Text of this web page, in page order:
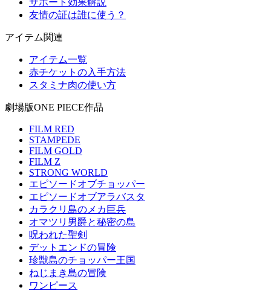
サポート効果解説
友情の証は誰に使う？
アイテム関連
アイテム一覧
赤チケットの入手方法
スタミナ肉の使い方
劇場版ONE PIECE作品
FILM RED
STAMPEDE
FILM GOLD
FILM Z
STRONG WORLD
エピソードオブチョッパー
エピソードオブアラバスタ
カラクリ島のメカ巨兵
オマツリ男爵と秘密の島
呪われた聖剣
デットエンドの冒険
珍獣島のチョッパー王国
ねじまき島の冒険
ワンピース